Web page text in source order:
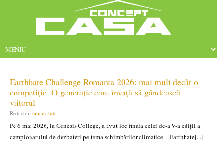
Earthbate Challenge Romania 2026: mai mult decât o
competiție. O generație care învață să gândească
viitorul
Redactor: tatiana.tuta
Pe 6 mai 2026, la Genesis College, a avut loc finala celei de-a V-a ediții a
campionatului de dezbateri pe tema schimbărilor climatice – Earthbate[...]